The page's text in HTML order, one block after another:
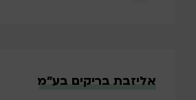
אליזבת בריקים בע”מ